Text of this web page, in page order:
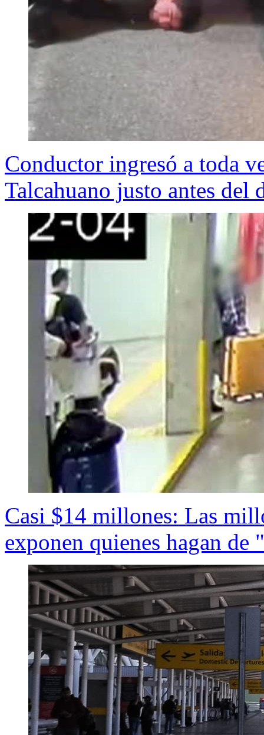
Conductor ingresó a toda
Talcahuano justo antes del
Casi $14 millones: Las
exponen quienes hagan de